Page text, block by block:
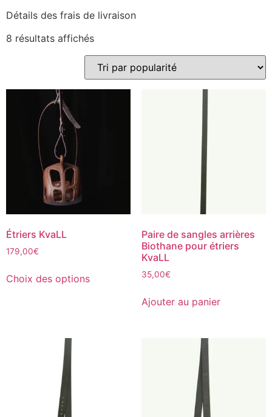
Détails des frais de livraison
8 résultats affichésTrié
par
popularité
Étriers KvaLL
179,00€
Choix des optionsproduit
Paire de sangles arrières
Biothane pour étriers
KvaLL
35,00€
Ajouter au panier